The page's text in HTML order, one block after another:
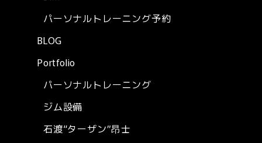
パーソナルトレーニング予約
BLOG
Portfolio
パーソナルトレーニング
ジム設備
石渡“ターザン”昂士